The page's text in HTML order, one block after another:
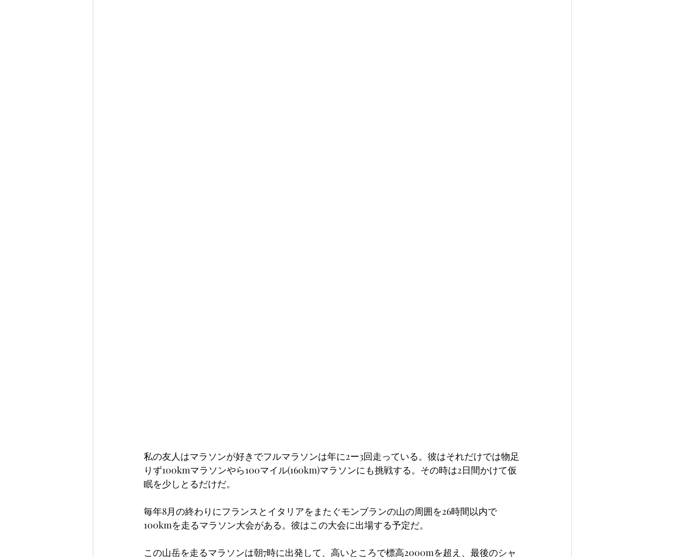
私の友人はマラソンが好きでフルマラソンは年に2ー3回走っている。彼はそれだけでは物足
りず100kmマラソンやら100マイル(160km)マラソンにも挑戦する。その時は2日間かけて仮
眠を少しとるだけだ。
毎年8月の終わりにフランスとイタリアをまたぐモンブランの山の周囲を26時間以内で
100kmを走るマラソン大会がある。彼はこの大会に出場する予定だ。
この山岳を走るマラソンは朝7時に出発して、高いところで標高2000mを超え、最後のシャ